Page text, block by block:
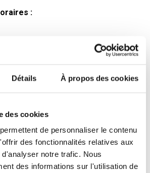
Détails À propos des cookies
des cookies
de personnaliser le contenu
des fonctionnalités relatives aux
notre trafic. Nous
des informations sur l'utilisation de
:
du
: